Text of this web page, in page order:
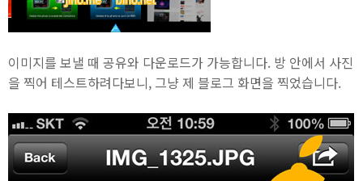
이미지를 보낼 때 공유와 다운로드가 가능합니다. 방 안에서 사진
을 찍어 테스트하려다보니, 그냥 제 블로그 화면을 찍었습니다.